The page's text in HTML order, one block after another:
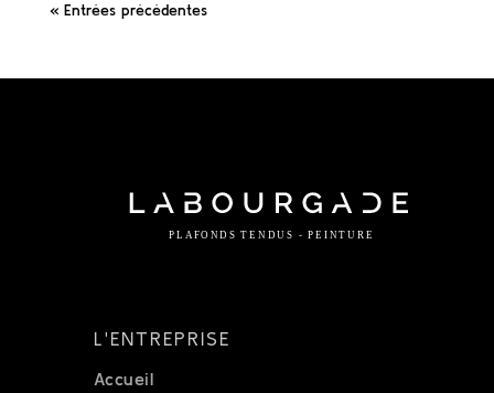
« Entrées précédentes
L'ENTREPRISE
Accueil